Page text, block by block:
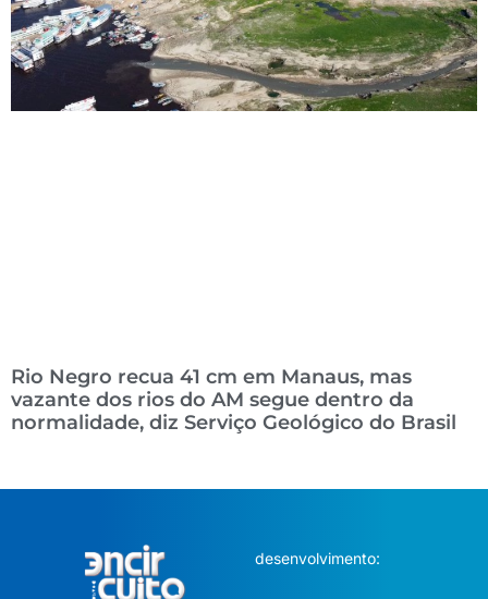
Rio Negro recua 41 cm em Manaus, mas
vazante dos rios do AM segue dentro da
normalidade, diz Serviço Geológico do Brasil
desenvolvimento: